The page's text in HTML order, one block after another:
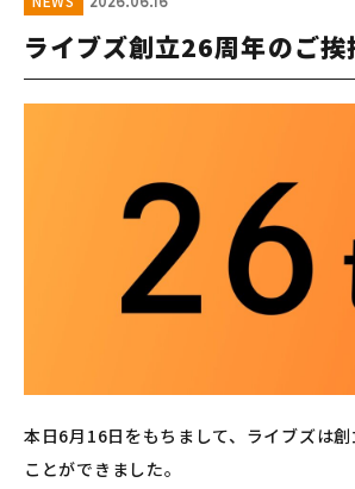
ライブズ創立26周年のご挨
本日6月16日をもちまして、ライブズは
ことができました。